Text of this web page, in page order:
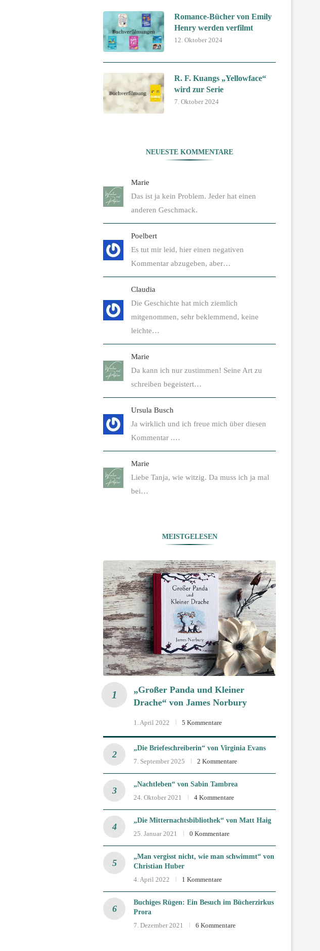
Romance-Bücher von Emily
Henry werden verfilmt
12. Oktober 2024
R. F. Kuangs „Yellowface“
wird zur Serie
7. Oktober 2024
NEUESTE KOMMENTARE
Marie
Das ist ja kein Problem. Jeder hat einen
anderen Geschmack.
Poelbert
Es tut mir leid, hier einen negativen
Kommentar abzugeben, aber…
Claudia
Die Geschichte hat mich ziemlich
mitgenommen, sehr beklemmend, keine
leichte…
Marie
Da kann ich nur zustimmen! Seine Art zu
schreiben begeistert…
Ursula Busch
Ja wirklich und ich freue mich über diesen
Kommentar .…
Marie
Liebe Tanja, wie witzig. Da muss ich ja mal
bei…
MEISTGELESEN
„Großer Panda und Kleiner
Drache“ von James Norbury
1. April 2022 5 Kommentare
„Die Briefeschreiberin“ von Virginia Evans
7. September 2025
2 Kommentare
„Nachtleben“ von Sabin Tambrea
24. Oktober 2021
4 Kommentare
„Die Mitternachtsbibliothek“ von Matt Haig
25. Januar 2021
0 Kommentare
„Man vergisst nicht, wie man schwimmt“ von
Christian Huber
4. April 2022
1 Kommentare
Buchiges Rügen: Ein Besuch im Bücherzirkus
Prora
7. Dezember 2021
6 Kommentare